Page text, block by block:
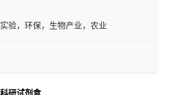
验，环保，生物产业，农业